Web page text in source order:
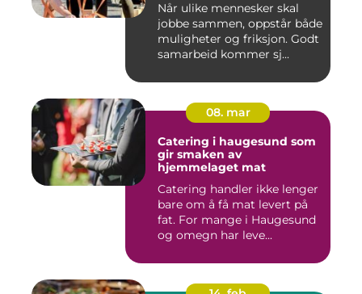
Når ulike mennesker skal
jobbe sammen, oppstår både
muligheter og friksjon. Godt
samarbeid kommer sj...
08. mar
Catering i haugesund som
gir smaken av
hjemmelaget mat
Catering handler ikke lenger
bare om å få mat levert på
fat. For mange i Haugesund
og omegn har leve...